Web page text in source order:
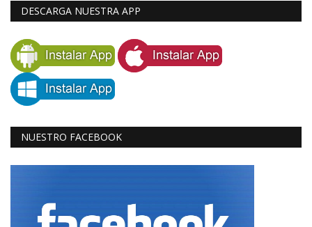
DESCARGA NUESTRA APP
NUESTRO FACEBOOK